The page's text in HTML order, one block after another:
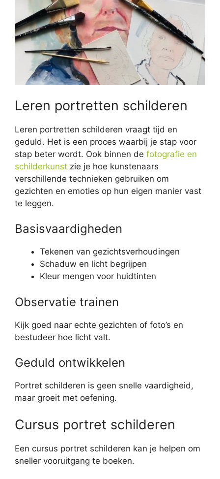
Leren portretten schilderen
Leren portretten schilderen vraagt tijd en
geduld. Het is een proces waarbij je stap voor
stap beter wordt. Ook binnen de fotografie en
schilderkunst zie je hoe kunstenaars
verschillende technieken gebruiken om
gezichten en emoties op hun eigen manier vast
te leggen.
Basisvaardigheden
Tekenen van gezichtsverhoudingen
Schaduw en licht begrijpen
Kleur mengen voor huidtinten
Observatie trainen
Kijk goed naar echte gezichten of foto’s en
bestudeer hoe licht valt.
Geduld ontwikkelen
Portret schilderen is geen snelle vaardigheid,
maar groeit met oefening.
Cursus portret schilderen
Een cursus portret schilderen kan je helpen om
sneller vooruitgang te boeken.